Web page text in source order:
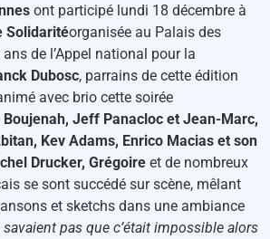
ont participé lundi 18 décembre à
Solidaritéorganisée au Palais des
de l’Appel national pour la
Dubosc, parrains de cette édition
avec brio cette soirée
Boujenah, Jeff Panacloc et Jean-Marc,
Kev Adams, Enrico Macias et son
Drucker, Grégoire et de nombreux
se sont succédé sur scène, mêlant
et sketchs dans une ambiance
savaient pas que c’était impossible alors